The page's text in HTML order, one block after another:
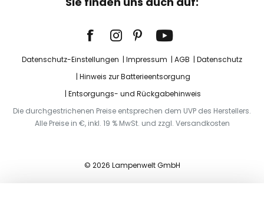
Datenschutz-Einstellungen Impressum AGB
Datenschutz
Hinweis zur Batterieentsorgung
Entsorgungs- und Rückgabehinweis
Die durchgestrichenen Preise entsprechen dem UVP des Herstellers.
Alle Preise in €, inkl. 19 % MwSt. und zzgl. Versandkosten
© 2026 Lampenwelt GmbH